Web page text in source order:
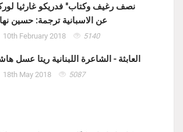
عن الاسبانية ترجمة: حسين
10th February 2018 5140
العابثة - الشاعرة اللبنانية ريتا عسل
18th May 2018 5087